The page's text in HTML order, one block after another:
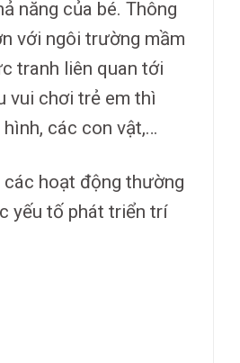
năng của bé. Thông
với ngôi trường mầm
tranh liên quan tới
vui chơi trẻ em thì
các con vật,…
các hoạt động thường
yếu tố phát triển trí